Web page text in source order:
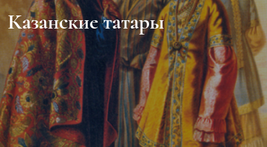
Казанские татары